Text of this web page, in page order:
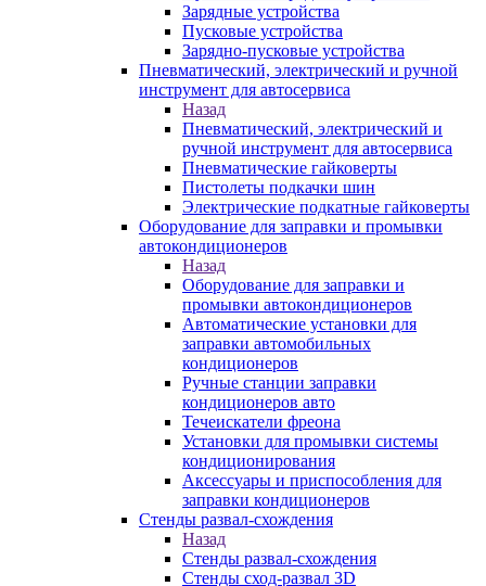
Зарядные устройства
Пусковые устройства
Зарядно-пусковые устройства
Пневматический, электрический и ручной
инструмент для автосервиса
Назад
Пневматический, электрический и
ручной инструмент для автосервиса
Пневматические гайковерты
Пистолеты подкачки шин
Электрические подкатные гайковерты
Оборудование для заправки и промывки
автокондиционеров
Назад
Оборудование для заправки и
промывки автокондиционеров
Автоматические установки для
заправки автомобильных
кондиционеров
Ручные станции заправки
кондиционеров авто
Течеискатели фреона
Установки для промывки системы
кондиционирования
Аксессуары и приспособления для
заправки кондиционеров
Стенды развал-схождения
Назад
Стенды развал-схождения
Стенды сход-развал 3D